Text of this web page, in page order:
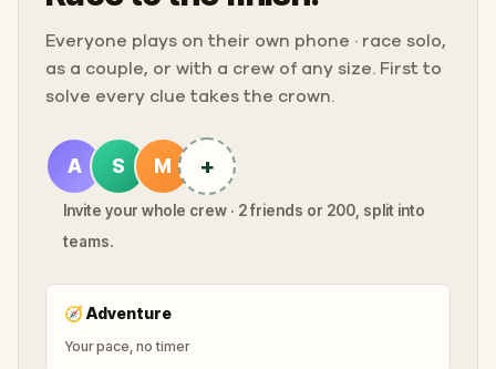
Everyone plays on their own phone · race solo,
as a couple, or with a crew of any size. First to
solve every clue takes the crown.
A S M +
Invite your whole crew · 2 friends or 200, split into
teams.
🧭Adventure
Your pace, no timer